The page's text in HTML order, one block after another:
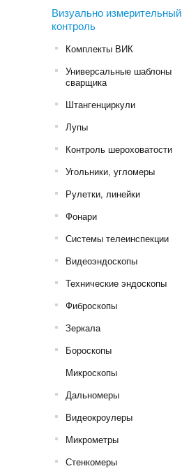
Визуально измерительный
контроль
Комплекты ВИК
Универсальные шаблоны
сварщика
Штангенциркули
Лупы
Контроль шероховатости
Угольники, угломеры
Рулетки, линейки
Фонари
Системы телеинспекции
Видеоэндоскопы
Технические эндоскопы
Фиброскопы
Зеркала
Бороскопы
Микроскопы
Дальномеры
Видеокроулеры
Микрометры
Стенкомеры